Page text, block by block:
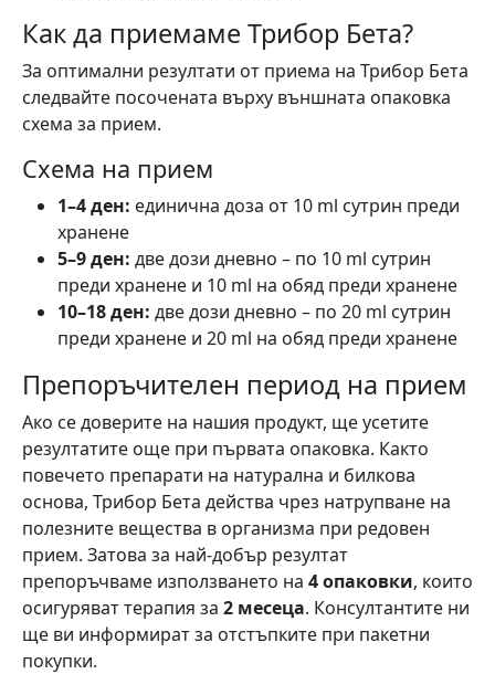
Как да приемаме Трибор Бета?
За оптимални резултати от приема на Трибор Бета
следвайте посочената върху външната опаковка
схема за прием.
Схема на прием
1–4 ден: единична доза от 10 ml сутрин преди
хранене
5–9 ден: две дози дневно – по 10 ml сутрин
преди хранене и 10 ml на обяд преди хранене
10–18 ден: две дози дневно – по 20 ml сутрин
преди хранене и 20 ml на обяд преди хранене
Препоръчителен период на прием
Ако се доверите на нашия продукт, ще усетите
резултатите още при първата опаковка. Както
повечето препарати на натурална и билкова
основа, Трибор Бета действа чрез натрупване на
полезните вещества в организма при редовен
прием. Затова за най-добър резултат
препоръчваме използването на 4 опаковки, които
осигуряват терапия за 2 месеца. Консултантите ни
ще ви информират за отстъпките при пакетни
покупки.